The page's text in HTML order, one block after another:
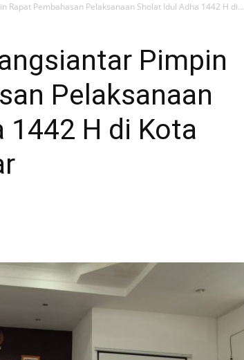
Rapat Pembahasan Pelaksanaan Sholat Idul Adha 1442 H di...
Pimpin
Pelaksanaan
1442 H di Kota